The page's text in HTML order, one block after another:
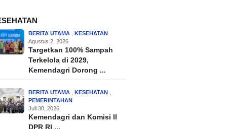
BERITA UTAMA , KESEHATAN
Agustus 2, 2026
Targetkan 100% Sampah
Terkelola di 2029,
Kemendagri Dorong ...
BERITA UTAMA , KESEHATAN ,
PEMERINTAHAN
Juli 30, 2026
Kemendagri dan Komisi II
DPR RI ...